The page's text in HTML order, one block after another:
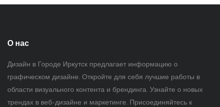
О нас
Дизайн в Городе Иркутск предлагает информацию о
графическом дизайне. Откройте для себя лучшие работы в
области визуального контента и брендинга. Узнайте о новых
трендах в веб-дизайне и маркетинге. Присоединяйтесь к